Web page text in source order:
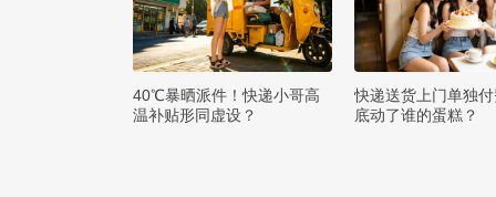
40℃暴晒派件！快递小哥高
温补贴形同虚设？
快递送货上门单独
底动了谁的蛋糕？